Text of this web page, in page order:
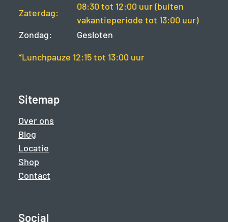
Zaterdag:
08:30 tot 12:00 uur (buiten
vakantieperiode tot 13:00 uur)
Zondag:
Gesloten
*Lunchpauze 12:15 tot 13:00 uur
Sitemap
Over ons
Blog
Locatie
Shop
Contact
Social